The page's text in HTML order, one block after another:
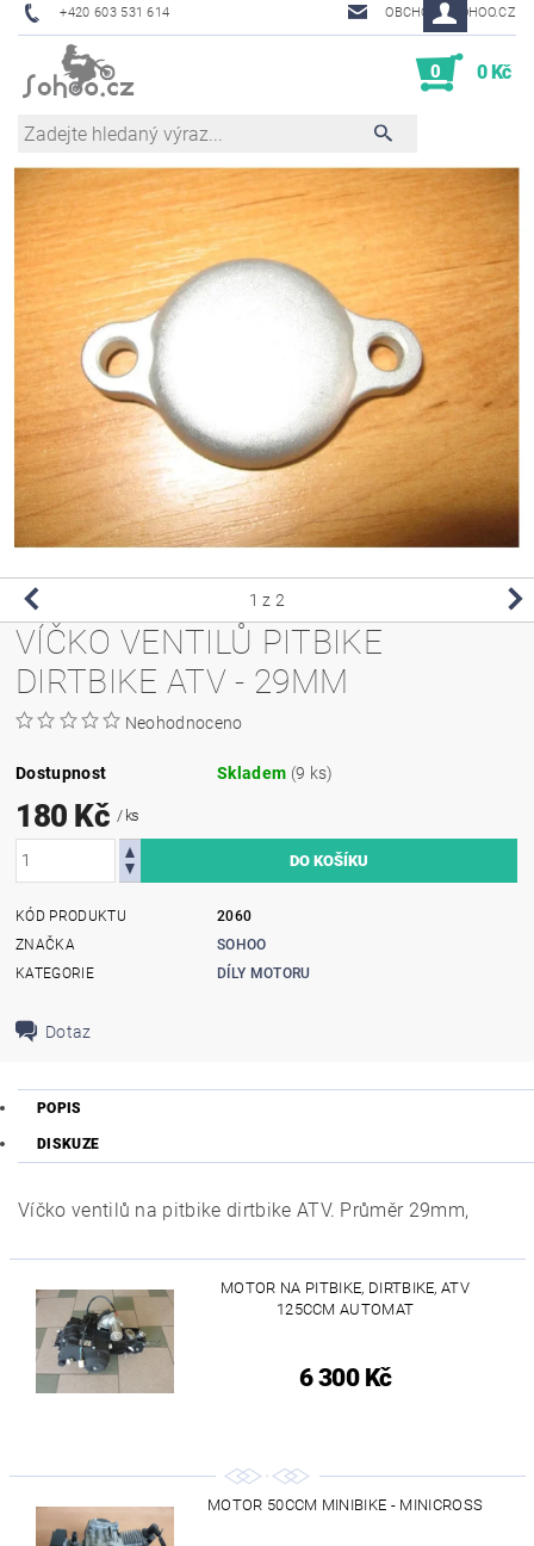
+420 603 531 614 OBCHOD@SOHOO.CZ
0 0 Kč
1 z 2
VÍČKO VENTILŮ PITBIKE
DIRTBIKE ATV - 29MM
Neohodnoceno
Dostupnost Skladem (9 ks)
180 Kč / ks
KÓD PRODUKTU
2060
ZNAČKA
SOHOO
KATEGORIE
DÍLY MOTORU
Dotaz
POPIS
DISKUZE
Víčko ventilů na pitbike dirtbike ATV. Průměr 29mm,
MOTOR NA PITBIKE, DIRTBIKE, ATV
125CCM AUTOMAT
6 300 Kč
MOTOR 50CCM MINIBIKE - MINICROSS